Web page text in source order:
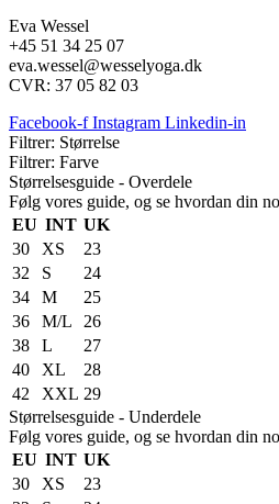
Eva Wessel
+45 51 34 25 07
eva.wessel@wesselyoga.dk
CVR: 37 05 82 03
Facebook-f Instagram Linkedin-in
Filtrer: Størrelse
Filtrer: Farve
Størrelsesguide - Overdele
Følg vores guide, og se hvordan din
EU INT UK
30
XS
23
32
S
24
34
M
25
36
M/L
26
38
L
27
40
XL
28
42
XXL 29
Størrelsesguide - Underdele
Følg vores guide, og se hvordan din
EU INT UK
30
XS
23